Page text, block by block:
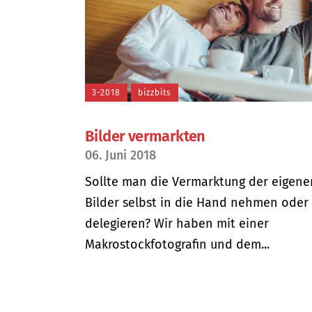
3-2018 bizzbits
Bilder vermarkten
06. Juni 2018
Sollte man die Vermarktung der
Bilder selbst in die Hand nehmen oder
delegieren? Wir haben mit einer
Makrostockfotografin und dem...